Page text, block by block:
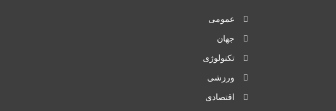
عمومی
جهان
تکنولوژی
ورزشی
اقتصادی